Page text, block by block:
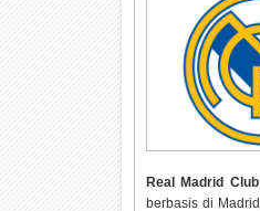
Real Madrid
berbasis di